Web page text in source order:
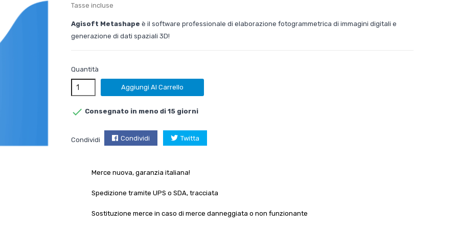
Tasse incluse
Agisoft Metashape è il software professionale di elaborazione fotogrammetrica di immagini digitali e
generazione di dati spaziali 3D!
Quantità
Aggiungi Al Carrello
 Consegnato in meno di 15 giorni
Condividi Condividi Twitta
Merce nuova, garanzia italiana!
Spedizione tramite UPS o SDA, tracciata
Sostituzione merce in caso di merce danneggiata o non funzionante